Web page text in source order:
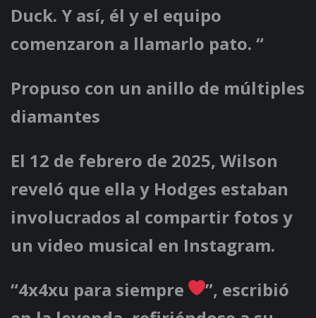
Duck. Y así, él y el equipo
comenzaron a llamarlo pato. “
Propuso con un anillo de múltiples
diamantes
El 12 de febrero de 2025, Wilson
reveló que ella y Hodges estaban
involucrados al compartir fotos y
un video musical en Instagram.
“4x4xu para siempre
”, escribió